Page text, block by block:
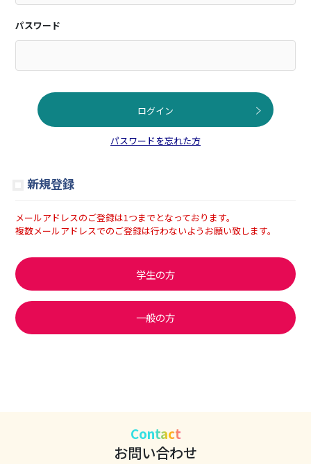
パスワード
ログイン
パスワードを忘れた方
新規登録
メールアドレスのご登録は1つまでとなっております。
複数メールアドレスでのご登録は行わないようお願い致します。
学生の方
一般の方
Contact
お問い合わせ